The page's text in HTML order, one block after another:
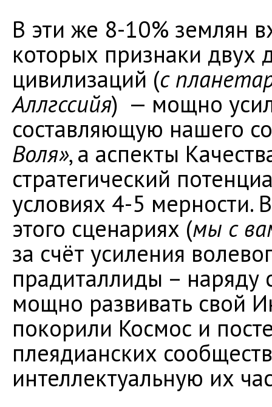
В эти же 8-10% землян
которых признаки двух
цивилизаций (с
Аллгссийя) — мощно
составляющую нашего
Воля», а аспекты
стратегический
условиях 4-5 мерности.
этого сценариях (мы с
за счёт усиления
прадиталлиды – наряду
мощно развивать свой
покорили Космос и
плеядианских
интеллектуальную их